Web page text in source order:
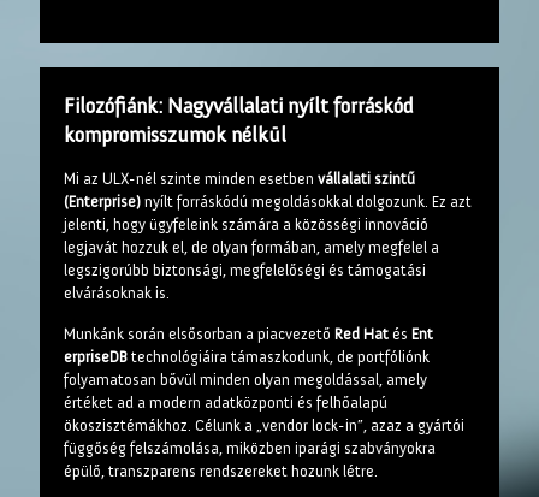
Filozófiánk: Nagyvállalati nyílt forráskód
kompromisszumok nélkül
Mi az ULX-nél szinte minden esetben vállalati szintű
(Enterprise) nyílt forráskódú megoldásokkal dolgozunk. Ez azt
jelenti, hogy ügyfeleink számára a közösségi innováció
legjavát hozzuk el, de olyan formában, amely megfelel a
legszigorúbb biztonsági, megfelelőségi és támogatási
elvárásoknak is.
Munkánk során elsősorban a piacvezető Red Hat és Ent​
erpriseDB technológiáira támaszkodunk, de portfóliónk
folyamatosan bővül minden olyan megoldással, amely
értéket ad a modern adatközponti és felhőalapú
ökoszisztémákhoz. Célunk a „vendor lock-in”, azaz a gyártói
függőség felszámolása, miközben iparági szabványokra
épülő, transzparens rendszereket hozunk létre.